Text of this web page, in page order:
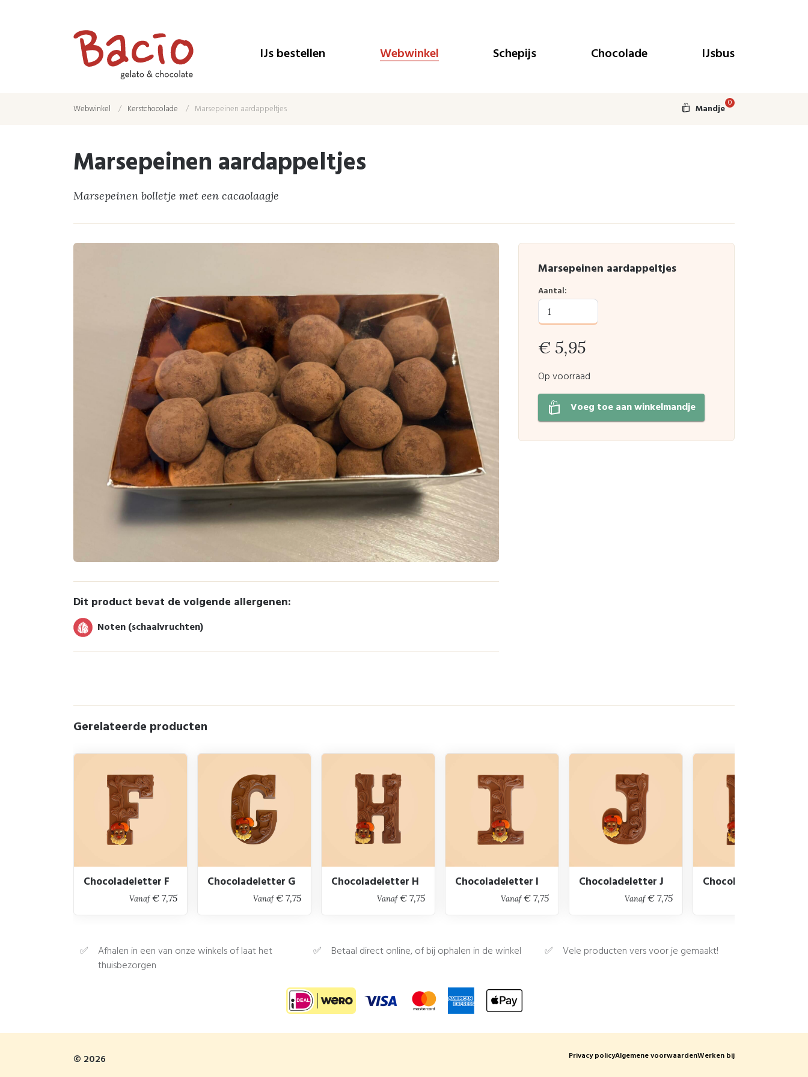
IJs bestellen Webwinkel Schepijs Chocolade IJsbus
Webwinkel Kerstchocolade Marsepeinen aardappeltjes Mandje 0
Marsepeinen aardappeltjes
Marsepeinen bolletje met een cacaolaagje
Marsepeinen aardappeltjes
Aantal:
€ 5,95
Op voorraad
Voeg toe aan winkelmandje
Dit product bevat de volgende allergenen:
Noten (schaalvruchten)
Gerelateerde producten
Chocoladeletter F
Vanaf€ 7,75
Chocoladeletter G
Vanaf€ 7,75
Chocoladeletter H
Vanaf€ 7,75
Chocoladeletter I
Vanaf€ 7,75
Chocoladeletter J
Vanaf€ 7,75
Chocoladeletter K
Afhalen in een van onze winkels of laat het
thuisbezorgen
Betaal direct online, of bij ophalen in de winkel Vele producten vers voor je gemaakt!
© 2026 Privacy policyAlgemene voorwaardenWerken bij